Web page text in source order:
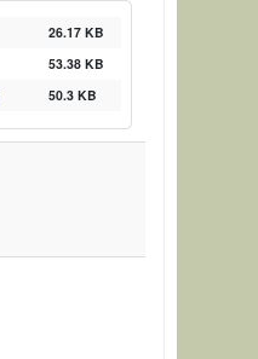
26.17 KB
53.38 KB
50.3 KB